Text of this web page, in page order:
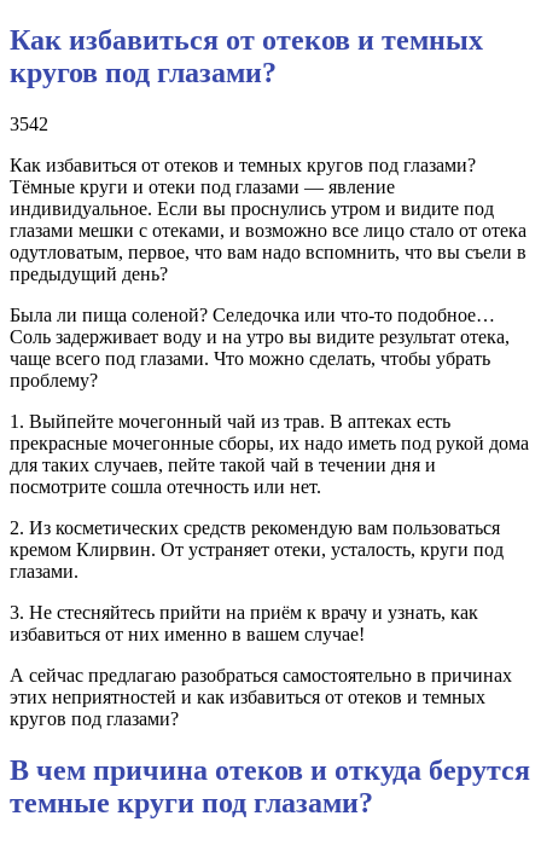
Как избавиться от отеков и темных
кругов под глазами?
3542
Как избавиться от отеков и темных кругов под глазами?
Тёмные круги и отеки под глазами — явление
индивидуальное. Если вы проснулись утром и видите под
глазами мешки с отеками, и возможно все лицо стало от отека
одутловатым, первое, что вам надо вспомнить, что вы съели в
предыдущий день?
Была ли пища соленой? Селедочка или что-то подобное…
Соль задерживает воду и на утро вы видите результат отека,
чаще всего под глазами. Что можно сделать, чтобы убрать
проблему?
1. Выйпейте мочегонный чай из трав. В аптеках есть
прекрасные мочегонные сборы, их надо иметь под рукой дома
для таких случаев, пейте такой чай в течении дня и
посмотрите сошла отечность или нет.
2. Из косметических средств рекомендую вам пользоваться
кремом Клирвин. От устраняет отеки, усталость, круги под
глазами.
3. Не стесняйтесь прийти на приём к врачу и узнать, как
избавиться от них именно в вашем случае!
А сейчас предлагаю разобраться самостоятельно в причинах
этих неприятностей и как избавиться от отеков и темных
кругов под глазами?
В чем причина отеков и откуда берутся
темные круги под глазами?